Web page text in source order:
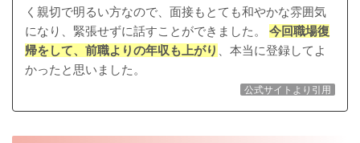
く親切で明るい方なので、面接もとても和やかな雰囲気
になり、緊張せずに話すことができました。 今回職場復
帰をして、前職よりの年収も上がり
、本当に登録してよ
かったと思いました。
公式サイトより引用